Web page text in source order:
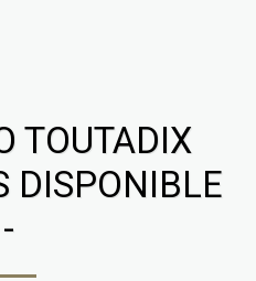
TOUTADIX
DISPONIBLE
-